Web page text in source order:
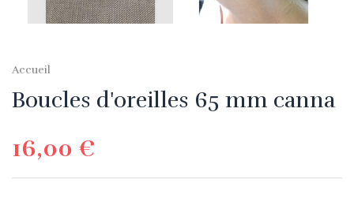
Accueil
Boucles d'oreilles 65 mm canna
16,00 €